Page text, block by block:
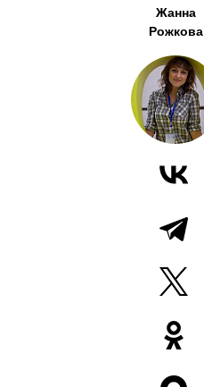
Жанна
Рожкова